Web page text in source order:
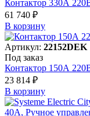
Контактор 330А
61 740 ₽
В корзинy
Артикул: 22152DEK
Под заказ
Контактор 150А
23 814 ₽
В корзинy